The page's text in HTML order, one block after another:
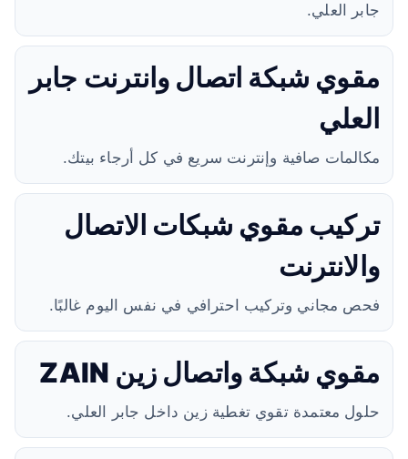
جابر العلي.
مقوي شبكة اتصال وانترنت جابر
العلي
مكالمات صافية وإنترنت سريع في كل أرجاء بيتك.
تركيب مقوي شبكات الاتصال
والانترنت
فحص مجاني وتركيب احترافي في نفس اليوم غالبًا.
مقوي شبكة واتصال زين ZAIN
حلول معتمدة تقوي تغطية زين داخل جابر العلي.